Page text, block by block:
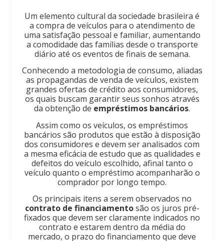
Um elemento cultural da sociedade brasileira é
a compra de veículos para o atendimento de
uma satisfação pessoal e familiar, aumentando
a comodidade das famílias desde o transporte
diário até os eventos de finais de semana.
Conhecendo a metodologia de consumo, aliadas
as propagandas de venda de veículos, existem
grandes ofertas de crédito aos consumidores,
os quais buscam garantir seus sonhos através
da obtenção de empréstimos bancários.
Assim como os veículos, os empréstimos
bancários são produtos que estão à disposição
dos consumidores e devem ser analisados com
a mesma eficácia de estudo que as qualidades e
defeitos do veículo escolhido, afinal tanto o
veículo quanto o empréstimo acompanharão o
comprador por longo tempo.
Os principais itens a serem observados no
contrato de financiamentosão os juros pré-
fixados que devem ser claramente indicados no
contrato e estarem dentro da média do
mercado, o prazo do financiamento que deve